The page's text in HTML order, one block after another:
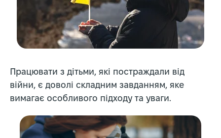
Працювати з дітьми, які постраждали від
війни, є доволі складним завданням, яке
вимагає особливого підходу та уваги.